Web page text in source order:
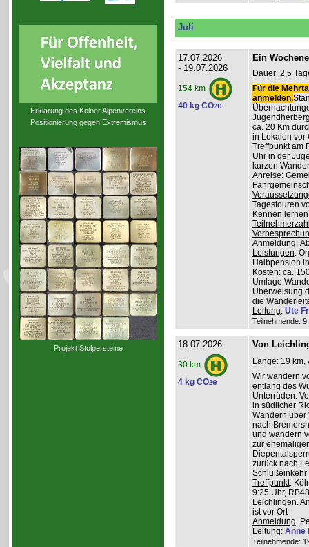
Erklärung des Kölner Alpenvereins
Positionierung gegen Extremismus
Projekt Stolpersteine
Juli
17.07.2026
- 19.07.2026
154 km
40 kg CO2e
Ein
Dauer: 2,5
Für die
anmelden.
ca. 20 Km
in Lokalen vor
Treffpunkt am
Uhr in der
kurzen
Anreise:
Tagestouren
Kennen
Anmeldung:
Leistungen:
Halbpension
Kosten: ca.
Umlage
Überweisung
die
Leitung: Ute
Teilnehmende:
18.07.2026
30 km
4 kg CO2e
Von
Länge: 19 km,
Wir wandern
entlang des
Unterrüden.
in südlicher
Wandern über
nach
und wandern
zur
zurück nach
Schlußeinkehr
Treffpunkt:
9:25 Uhr,
Leichlingen.
ist vor Ort
Anmeldung:
Leitung: Anne
Teilnehmende: